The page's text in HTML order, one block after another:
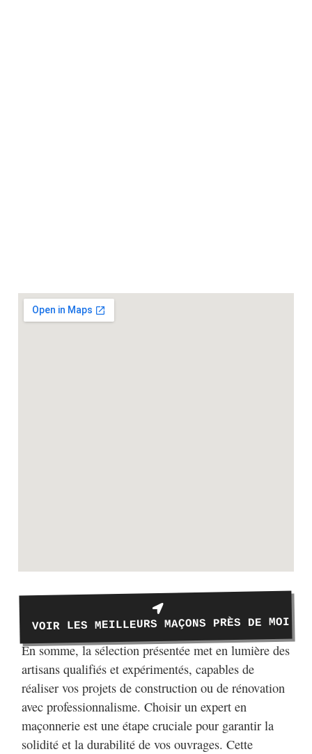
VOIR LES MEILLEURS MAÇONS PRÈS DE MOI
En somme, la sélection présentée met en lumière des
artisans qualifiés et expérimentés, capables de
réaliser vos projets de construction ou de rénovation
avec professionnalisme. Choisir un expert en
maçonnerie est une étape cruciale pour garantir la
solidité et la durabilité de vos ouvrages. Cette